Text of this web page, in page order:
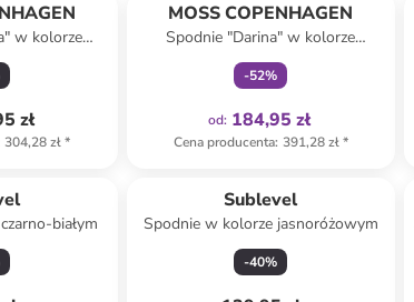
w kolorze
zł
304,28 zł*
MOSS COPENHAGEN
Spodnie "Darina" w kolorze
brązowym
-52%
od: 184,95 zł
Cena producenta: 391,28 zł*
białym
Sublevel
Spodnie w kolorze jasnoróżowym
-40%